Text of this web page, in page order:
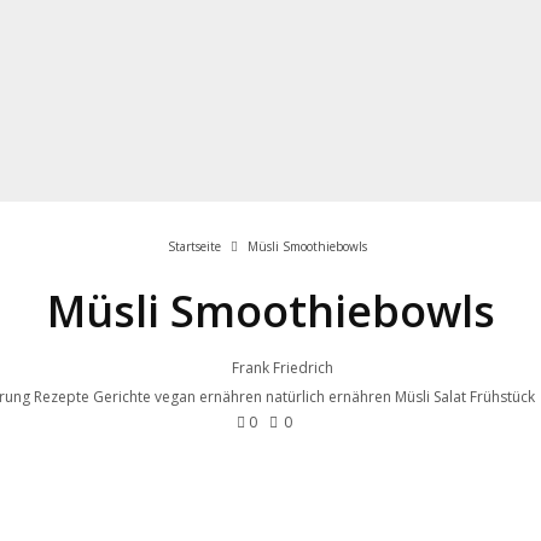
Startseite Müsli Smoothiebowls
Müsli Smoothiebowls
Frank Friedrich
Rezepte Gerichte vegan ernähren natürlich ernähren Müsli Salat Frühstück
0
0